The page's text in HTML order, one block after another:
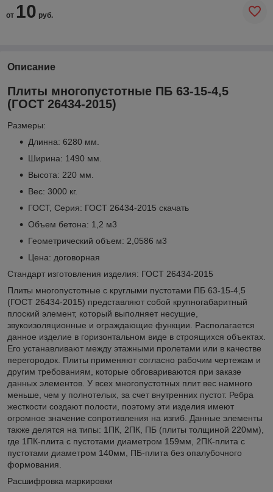
от 10 руб.
Описание
Плиты многопустотные ПБ 63-15-4,5
(ГОСТ 26434-2015)
Размеры:
Длинна: 6280 мм.
Ширина: 1490 мм.
Высота: 220 мм.
Вес: 3000 кг.
ГОСТ, Серия: ГОСТ 26434-2015 скачать
Объем бетона: 1,2 м3
Геометрический объем: 2,0586 м3
Цена: договорная
Стандарт изготовления изделия: ГОСТ 26434-2015
Плиты многопустотные с круглыми пустотами ПБ 63-15-4,5
(ГОСТ 26434-2015) представляют собой крупногабаритный
плоский элемент, который выполняет несущие,
звукоизоляционные и ограждающие функции. Располагается
данное изделие в горизонтальном виде в строящихся объектах.
Его устанавливают между этажными пролетами или в качестве
перегородок. Плиты применяют согласно рабочим чертежам и
другим требованиям, которые обговариваются при заказе
данных элементов. У всех многопустотных плит вес намного
меньше, чем у полнотелых, за счет внутренних пустот. Ребра
жесткости создают полости, поэтому эти изделия имеют
огромное значение сопротивления на изгиб. Данные элементы
также делятся на типы: 1ПК, 2ПК, ПБ (плиты толщиной 220мм),
где 1ПК-плита с пустотами диаметром 159мм, 2ПК-плита с
пустотами диаметром 140мм, ПБ-плита без опалубочного
формования.
Расшифровка маркировки